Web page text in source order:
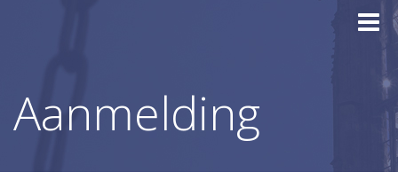
Toggle
Aanmelding